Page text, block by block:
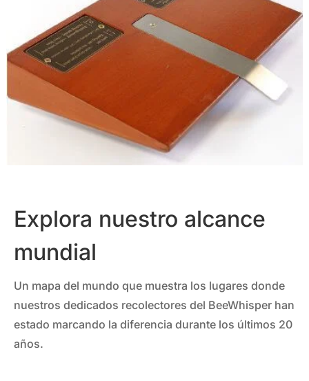
Explora nuestro alcance
mundial
Un mapa del mundo que muestra los lugares donde
nuestros dedicados recolectores del BeeWhisper han
estado marcando la diferencia durante los últimos 20
años.